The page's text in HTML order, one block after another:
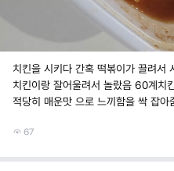
치킨을 시키다 간혹 떡볶이가 끌려서
치킨이랑 잘어울려서 놀랐음 60계치
적당히 매운맛 으로 느끼함을 싹 잡아
67